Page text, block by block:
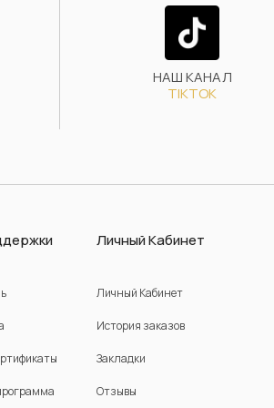
НАШ КАНАЛ
TIKTOK
Личный Кабинет
Личный Кабинет
История заказов
Закладки
Отзывы